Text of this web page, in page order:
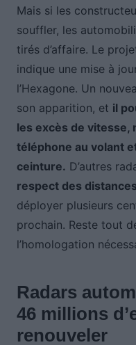
Mais si les
souffler, les
tirés d’affaire. Le
indique une mise à
l’Hexagone. Un
son apparition, et il
les excès de vitesse,
téléphone au volant
ceinture. D’autres
respect des
déployer plusieurs
prochain. Reste tout
l’homologation
Radars
46 millions
renouveler